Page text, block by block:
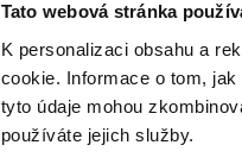
Tato webová stránka
K personalizaci obsahu a
cookie. Informace o tom,
tyto údaje mohou
používáte jejich služby.
Stavte se